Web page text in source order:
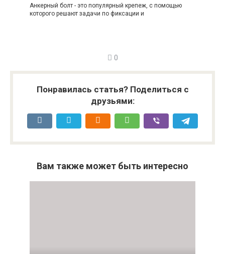
Анкерный болт - это популярный крепеж, с помощью
которого решают задачи по фиксации и
0
Понравилась статья? Поделиться с
друзьями:
Вам также может быть интересно